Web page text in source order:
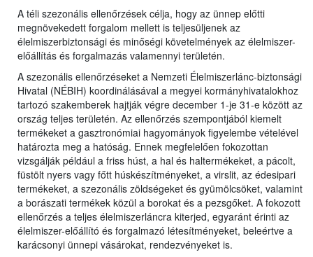
A téli szezonális ellenőrzések célja, hogy az ünnep előtti
megnövekedett forgalom mellett is teljesüljenek az
élelmiszerbiztonsági és minőségi követelmények az élelmiszer-
előállítás és forgalmazás valamennyi területén.
A szezonális ellenőrzéseket a Nemzeti Élelmiszerlánc-biztonsági
Hivatal (NÉBIH) koordinálásával a megyei kormányhivatalokhoz
tartozó szakemberek hajtják végre december 1-je 31-e között az
ország teljes területén. Az ellenőrzés szempontjából kiemelt
termékeket a gasztronómiai hagyományok figyelembe vételével
határozta meg a hatóság. Ennek megfelelően fokozottan
vizsgálják például a friss húst, a hal és haltermékeket, a pácolt,
füstölt nyers vagy főtt húskészítményeket, a virslit, az édesipari
termékeket, a szezonális zöldségeket és gyümölcsöket, valamint
a borászati termékek közül a borokat és a pezsgőket. A fokozott
ellenőrzés a teljes élelmiszerláncra kiterjed, egyaránt érinti az
élelmiszer-előállító és forgalmazó létesítményeket, beleértve a
karácsonyi ünnepi vásárokat, rendezvényeket is.